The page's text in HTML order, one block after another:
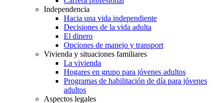
Estudios después de la preparatoria
Carrera profesional
Independencia
Hacia una vida independiente
Decisiones de la vida adulta
El dinero
Opciones de manejo y transport
Vivienda y situaciones familiares
La vivienda
Hogares en grupo para jóvenes adultos
Programas de habilitación de día para jóvenes